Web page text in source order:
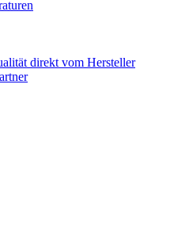
direkt vom Hersteller